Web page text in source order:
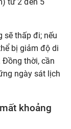
sẽ thấp đi; nếu
bị giảm độ di
Đồng thời, cần
ngày sát lịch
khoảng